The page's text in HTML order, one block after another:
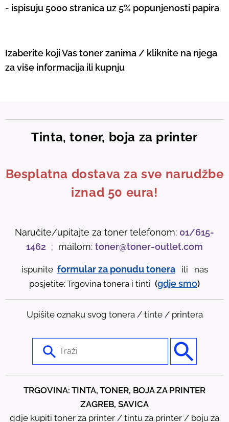
- ispisuju 5000 stranica uz 5% popunjenosti papira
Izaberite koji Vas toner zanima / kliknite na njega
za više informacija ili kupnju
Tinta, toner, boja za printer
Besplatna dostava za sve narudžbe
iznad 50 eura!
Naručite/upitajte za toner telefonom: 01/615-
1462 ; mailom: toner@toner-outlet.com
ispunite formular za ponudu tonera
ili nas
posjetite: Trgovina tonera i tinti (gdjesmo)
Upišite oznaku svog tonera / tinte / printera
t
TRGOVINA: TINTA, TONER, BOJA ZA PRINTER
ZAGREB, SAVICA
gdje kupiti toner za printer / tintu za printer / boju za